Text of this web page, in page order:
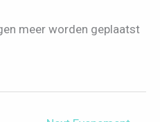
meer worden geplaatst